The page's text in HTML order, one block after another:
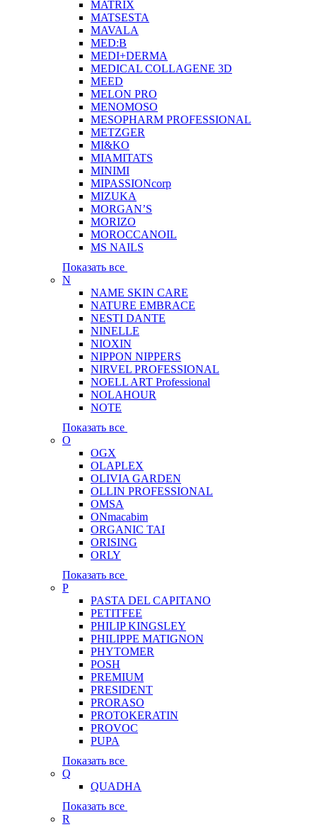
MATRIX
MATSESTA
MAVALA
MED:B
MEDI+DERMA
MEDICAL COLLAGENE 3D
MEED
MELON PRO
MENOMOSO
MESOPHARM PROFESSIONAL
METZGER
MI&KO
MIAMITATS
MINIMI
MIPASSIONcorp
MIZUKA
MORGAN’S
MORIZO
MOROCCANOIL
MS NAILS
Показать все
N
NAME SKIN CARE
NATURE EMBRACE
NESTI DANTE
NINELLE
NIOXIN
NIPPON NIPPERS
NIRVEL PROFESSIONAL
NOELL ART Professional
NOLAHOUR
NOTE
Показать все
O
OGX
OLAPLEX
OLIVIA GARDEN
OLLIN PROFESSIONAL
OMSA
ONmacabim
ORGANIC TAI
ORISING
ORLY
Показать все
P
PASTA DEL CAPITANO
PETITFEE
PHILIP KINGSLEY
PHILIPPE MATIGNON
PHYTOMER
POSH
PREMIUM
PRESIDENT
PRORASO
PROTOKERATIN
PROVOC
PUPA
Показать все
Q
QUADHA
Показать все
R